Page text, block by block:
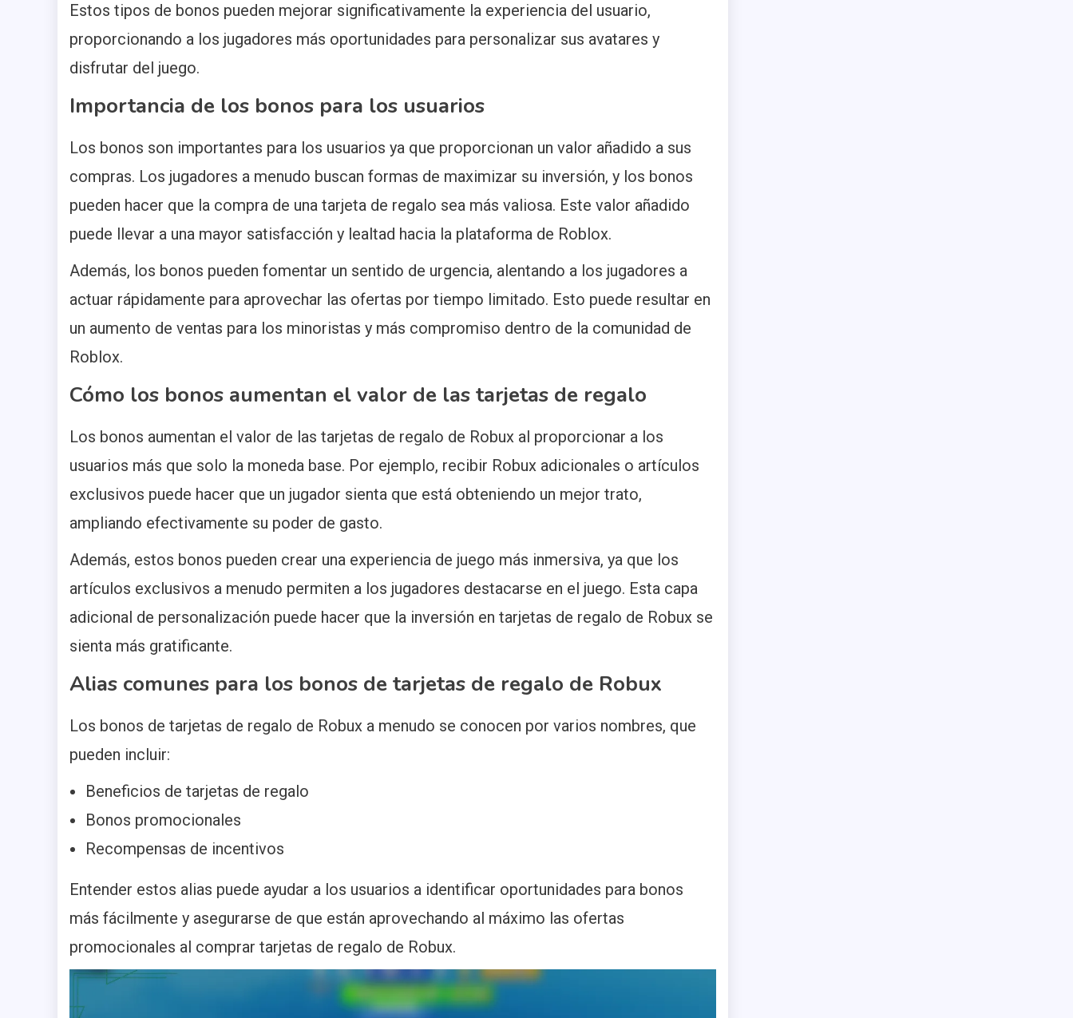
Estos tipos de bonos pueden mejorar significativamente la experiencia del usuario,
proporcionando a los jugadores más oportunidades para personalizar sus avatares y
disfrutar del juego.
Importancia de los bonos para los usuarios
Los bonos son importantes para los usuarios ya que proporcionan un valor añadido a sus
compras. Los jugadores a menudo buscan formas de maximizar su inversión, y los bonos
pueden hacer que la compra de una tarjeta de regalo sea más valiosa. Este valor añadido
puede llevar a una mayor satisfacción y lealtad hacia la plataforma de Roblox.
Además, los bonos pueden fomentar un sentido de urgencia, alentando a los jugadores a
actuar rápidamente para aprovechar las ofertas por tiempo limitado. Esto puede resultar en
un aumento de ventas para los minoristas y más compromiso dentro de la comunidad de
Roblox.
Cómo los bonos aumentan el valor de las tarjetas de regalo
Los bonos aumentan el valor de las tarjetas de regalo de Robux al proporcionar a los
usuarios más que solo la moneda base. Por ejemplo, recibir Robux adicionales o artículos
exclusivos puede hacer que un jugador sienta que está obteniendo un mejor trato,
ampliando efectivamente su poder de gasto.
Además, estos bonos pueden crear una experiencia de juego más inmersiva, ya que los
artículos exclusivos a menudo permiten a los jugadores destacarse en el juego. Esta capa
adicional de personalización puede hacer que la inversión en tarjetas de regalo de Robux se
sienta más gratificante.
Alias comunes para los bonos de tarjetas de regalo de Robux
Los bonos de tarjetas de regalo de Robux a menudo se conocen por varios nombres, que
pueden incluir:
Beneficios de tarjetas de regalo
Bonos promocionales
Recompensas de incentivos
Entender estos alias puede ayudar a los usuarios a identificar oportunidades para bonos
más fácilmente y asegurarse de que están aprovechando al máximo las ofertas
promocionales al comprar tarjetas de regalo de Robux.